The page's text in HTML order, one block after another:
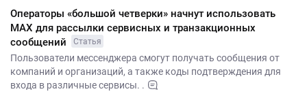
Операторы «большой четверки» начнут использовать
МАХ для рассылки сервисных и транзакционных
сообщений
Статья
Пользователи мессенджера смогут получать сообщения от
компаний и организаций, а также коды подтверждения для
входа в различные сервисы. .